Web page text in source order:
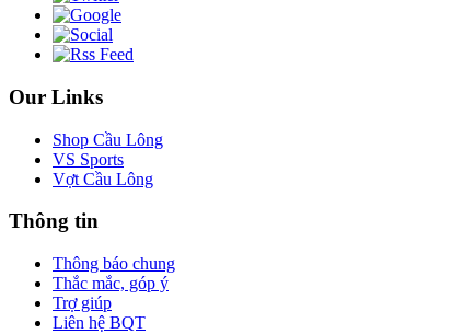
Our Links
Shop Cầu Lông
VS Sports
Vợt Cầu Lông
Thông tin
Thông báo chung
Thắc mắc, góp ý
Trợ giúp
Liên hệ BQT